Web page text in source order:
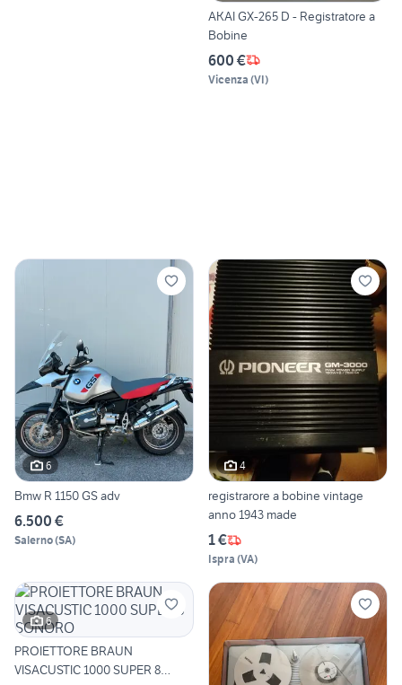
AKAI GX-265 D - Registratore a
Bobine
600 €
Vicenza (VI)
6
Bmw R 1150 GS adv
6.500 €
Salerno(SA)
4
registrarore a bobine vintage
anno 1943 made
1 €
Ispra (VA)
6
PROIETTORE BRAUN
VISACUSTIC 1000 SUPER 8